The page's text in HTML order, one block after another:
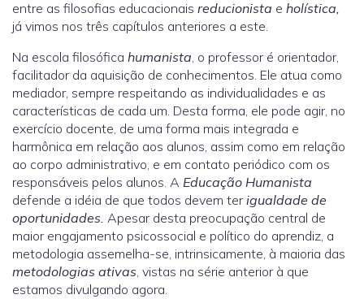
entre as filosofias educacionais reducionista e holística,
já vimos nos três capítulos anteriores a este.
Na escola filosófica humanista, o professor é orientador,
facilitador da aquisição de conhecimentos. Ele atua como
mediador, sempre respeitando as individualidades e as
características de cada um. Desta forma, ele pode agir, no
exercício docente, de uma forma mais integrada e
harmônica em relação aos alunos, assim como em relação
ao corpo administrativo, e em contato periódico com os
responsáveis pelos alunos. A Educação Humanista
defende a idéia de que todos devem terigualdade de
oportunidades. Apesar desta preocupação central de
maior engajamento psicossocial e político do aprendiz, a
metodologia assemelha-se, intrinsicamente, à maioria das
metodologias ativas, vistas na série anterior à que
estamos divulgando agora.